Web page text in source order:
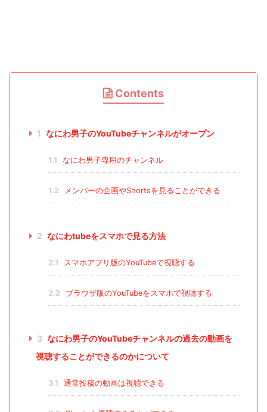
Contents
1 なにわ男子のYouTubeチャンネルがオープン
1.1 なにわ男子専用のチャンネル
1.2 メンバーの企画やShortsを見ることができる
2 なにわtubeをスマホで見る方法
2.1 スマホアプリ版のYouTubeで視聴する
2.2 ブラウザ版のYouTubeをスマホで視聴する
3 なにわ男子のYouTubeチャンネルの過去の動画を
視聴することができるのかについて
3.1 通常投稿の動画は視聴できる